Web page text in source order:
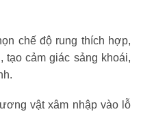
chế độ rung thích hợp,
tạo cảm giác sảng khoái,
vật xâm nhập vào lỗ